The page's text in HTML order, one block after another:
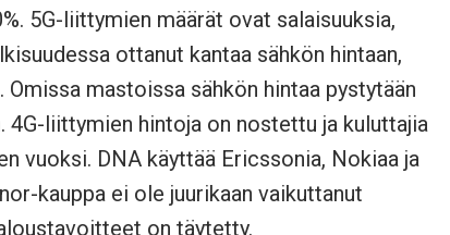
5G-liittymien määrät ovat salaisuuksia,
ottanut kantaa sähkön hintaan,
mastoissa sähkön hintaa pystytään
4G-liittymien hintoja on nostettu ja kuluttajia
vuoksi. DNA käyttää Ericssonia, Nokiaa ja
kauppa ei ole juurikaan vaikuttanut
on täytetty.